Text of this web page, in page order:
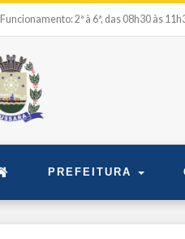
Funcionamento: 2ª à 6ª, das 08h30 às
PREFEITURA